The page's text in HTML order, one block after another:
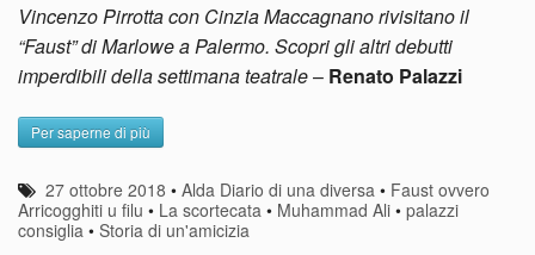
Vincenzo Pirrotta con Cinzia Maccagnano rivisitano il
“Faust” di Marlowe a Palermo. Scopri gli altri debutti
imperdibili della settimana teatrale– Renato Palazzi
Per saperne di più
27 ottobre 2018 •Alda Diario di una diversa • Faust ovvero
Arricogghiti u filu • La scortecata • Muhammad Ali • palazzi
consiglia • Storia di un'amicizia